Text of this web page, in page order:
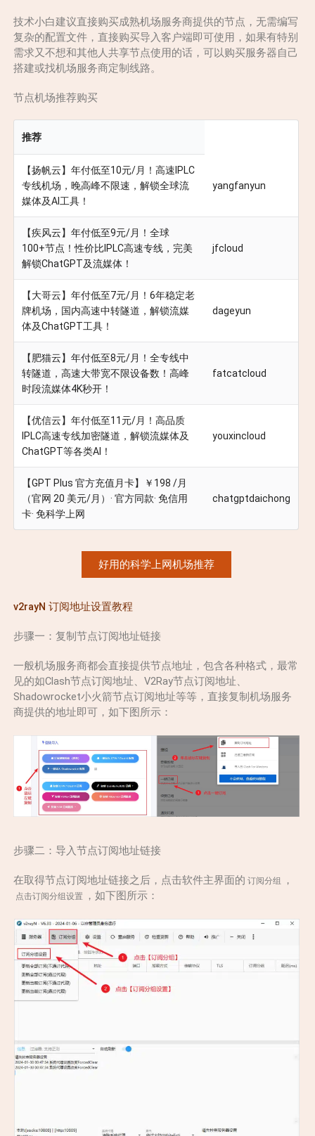
技术小白建议直接购买成熟机场服务商提供的节点，无需编写
复杂的配置文件，直接购买导入客户端即可使用，如果有特别
需求又不想和其他人共享节点使用的话，可以购买服务器自己
搭建或找机场服务商定制线路。
节点机场推荐购买
推荐
【扬帆云】年付低至10元/月！高速IPLC
专线机场，晚高峰不限速，解锁全球流
媒体及AI工具！
yangfanyun
【疾风云】年付低至9元/月！全球
100+节点！性价比IPLC高速专线，完美
解锁ChatGPT及流媒体！
jfcloud
【大哥云】年付低至7元/月！6年稳定老
牌机场，国内高速中转隧道，解锁流媒
体及ChatGPT工具！
dageyun
【肥猫云】年付低至8元/月！全专线中
转隧道，高速大带宽不限设备数！高峰
时段流媒体4K秒开！
fatcatcloud
【优信云】年付低至11元/月！高品质
IPLC高速专线加密隧道，解锁流媒体及
ChatGPT等各类AI！
youxincloud
【GPT Plus 官方充值月卡】￥198 /月
（官网 20 美元/月）· 官方同款· 免信用
卡· 免科学上网
chatgptdaichong
好用的科学上网机场推荐
v2rayN 订阅地址设置教程
步骤一：复制节点订阅地址链接
一般机场服务商都会直接提供节点地址，包含各种格式，最常
见的如Clash节点订阅地址、V2Ray节点订阅地址、
Shadowrocket小火箭节点订阅地址等等，直接复制机场服务
商提供的地址即可，如下图所示：
步骤二：导入节点订阅地址链接
在取得节点订阅地址链接之后，点击软件主界面的 订阅分组 ，
点击订阅分组设置 ，如下图所示：